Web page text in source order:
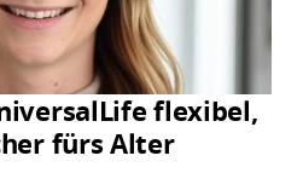
flexibel,
fürs Alter